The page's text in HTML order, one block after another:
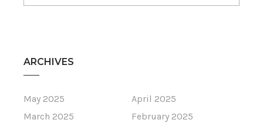
ARCHIVES
May 2025
April 2025
March 2025
February 2025